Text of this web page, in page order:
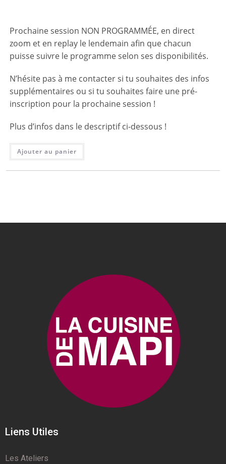
Prochaine session NON PROGRAMMÉE, en direct
zoom et en replay le lendemain afin que chacun
puisse suivre le programme selon ses disponibilités.
N’hésite pas à me contacter si tu souhaites des infos
supplémentaires ou si tu souhaites faire une pré-
inscription pour la prochaine session !
Plus d’infos dans le descriptif ci-dessous !
Ajouter au panier
Liens Utiles
Les Ateliers